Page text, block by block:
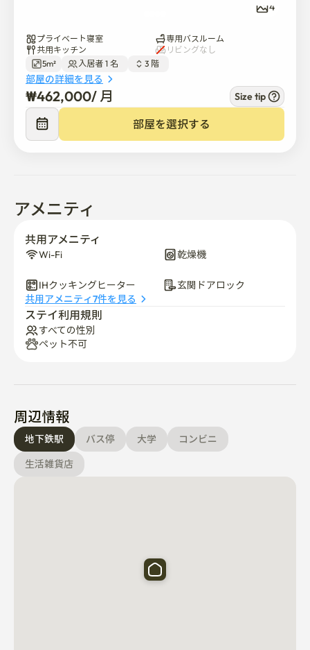
4
プライベート寝室
専用バスルーム
共用キッチン
リビングなし
5m²
入居者 1 名 3 階
部屋の詳細を見る
₩462,000/ 月 Size tip
部屋を選択する
アメニティ
共用アメニティ
Wi-Fi 乾燥機
IHクッキングヒーター
玄関ドアロック
共用アメニティ7件を見る
ステイ利用規則
すべての性別
ペット不可
周辺情報
地下鉄駅 バス停 大学
コンビニ
生活雑貨店